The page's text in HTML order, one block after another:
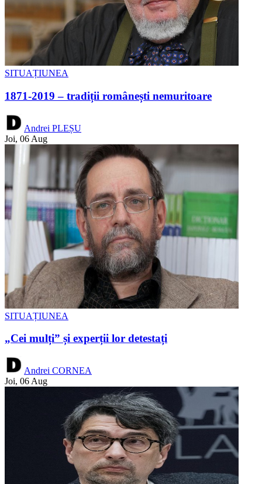
SITUAȚIUNEA
1871-2019 – tradiții românești nemuritoare
Andrei PLEȘU
Joi, 06 Aug
SITUAȚIUNEA
„Cei mulți” și experții lor detestați
Andrei CORNEA
Joi, 06 Aug